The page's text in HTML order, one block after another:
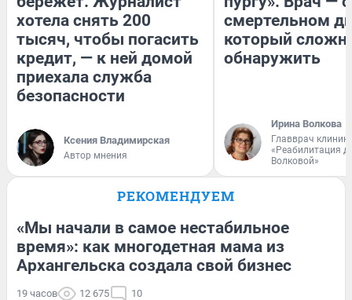
хотела снять 200
тысяч, чтобы погасить
кредит, — к ней домой
приехала служба
безопасности
Ксения Владимирская
Автор мнения
смертельном
который
обнаружить
Ирина Волкова
Главврач
«Реабилитация
Волковой»
РЕКОМЕНДУЕМ
«Мы начали в самое нестабильное
время»: как многодетная мама из
Архангельска создала свой бизнес
19 часов 12 675 10